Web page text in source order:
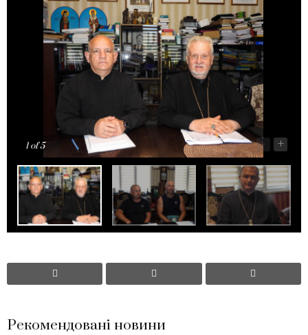
1of 5 - +
Рекомендовані новини